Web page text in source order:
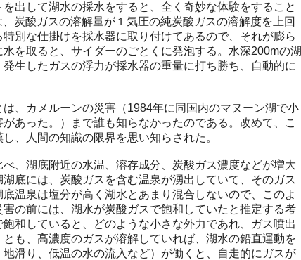
出して湖水の採水をすると、全く奇妙な体験をすること
炭酸ガスの溶解量が１気圧の純炭酸ガスの溶解度を上回
別な仕掛けを採水器に取り付けてあるので、それが膨ら
を取ると、サイダーのごとくに発泡する。水深200mの湖
生したガスの浮力が採水器の重量に打ち勝ち、自動的に
、カメルーンの災害（1984年に同国内のマヌーン湖で小
あった。）まで誰も知らなかったのである。改めて、こ
、人間の知識の限界を思い知らされた。
、湖底附近の水温、溶存成分、炭酸ガス濃度などが増大
底には、炭酸ガスを含む温泉が湧出していて、そのガス
温泉は塩分が高く湖水とあまり混合しないので、このよ
の前には、湖水が炭酸ガスで飽和していたと推定する考
和していると、どのような小さな外力であれ、ガス噴出
も、高濃度のガスが溶解していれば、湖水の鉛直運動を
滑り、低温の水の流入など）が働くと、自走的にガスが